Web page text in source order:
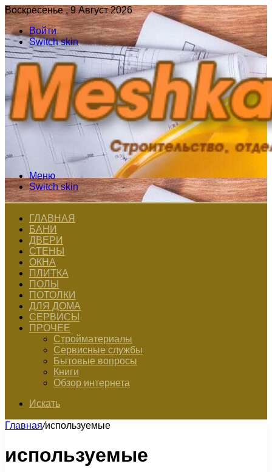
Воскресенье , 9 Август 2026
Войти
Switch skin
Меню
Switch skin
ГЛАВНАЯ
БАНИ
ДВЕРИ
СТЕНЫ
ОКНА
ПЛИТКА
ПОЛЫ
ПОТОЛКИ
ДЛЯ ДОМА
СЕРВИСЫ
ПРОЧЕЕ
Стройматериалы
Сервисные службы
Бытовые вопросы
Книги
Обзор интернета
Искать
Главная/используемые
используемые